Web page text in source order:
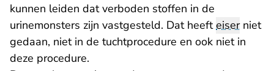
kunnen leiden dat verboden stoffen in de
urinemonsters zijn vastgesteld. Dat heefteiserniet
gedaan, niet in de tuchtprocedure en ook niet in
deze procedure.